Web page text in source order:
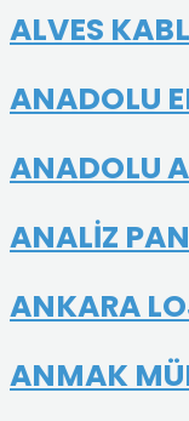
ALVES
ANADOLU
ANADOLU
ANALİZ
ANKARA
ANMAK